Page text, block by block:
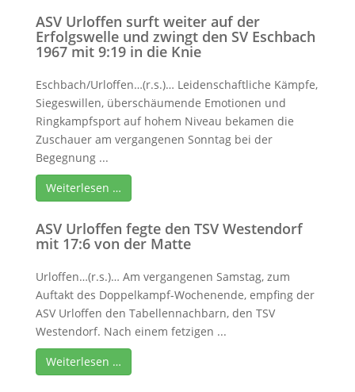
ASV Urloffen surft weiter auf der
Erfolgswelle und zwingt den SV Eschbach
1967 mit 9:19 in die Knie
Eschbach/Urloffen…(r.s.)… Leidenschaftliche Kämpfe,
Siegeswillen, überschäumende Emotionen und
Ringkampfsport auf hohem Niveau bekamen die
Zuschauer am vergangenen Sonntag bei der
Begegnung ...
Weiterlesen …
ASV Urloffen fegte den TSV Westendorf
mit 17:6 von der Matte
Urloffen…(r.s.)… Am vergangenen Samstag, zum
Auftakt des Doppelkampf-Wochenende, empfing der
ASV Urloffen den Tabellennachbarn, den TSV
Westendorf. Nach einem fetzigen ...
Weiterlesen …